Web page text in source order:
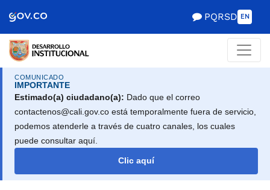
de Gobierno
PQRSD EN
COMUNICADO
IMPORTANTE
Estimado(a) ciudadano(a): Dado que el correo
contactenos@cali.gov.co está temporalmente fuera de servicio,
podemos atenderle a través de cuatro canales, los cuales
puede consultar aquí.
Clic aquí